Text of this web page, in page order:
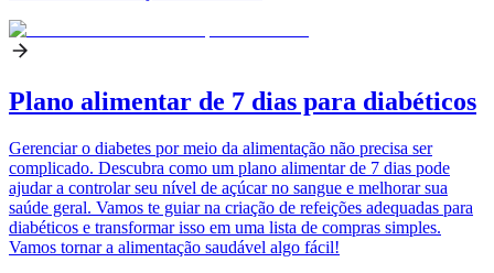
Plano alimentar de 7 dias para diabéticos
Gerenciar o diabetes por meio da alimentação não precisa ser
complicado. Descubra como um plano alimentar de 7 dias pode
ajudar a controlar seu nível de açúcar no sangue e melhorar sua
saúde geral. Vamos te guiar na criação de refeições adequadas para
diabéticos e transformar isso em uma lista de compras simples.
Vamos tornar a alimentação saudável algo fácil!